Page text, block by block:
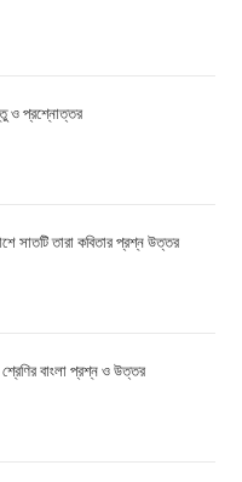
ও প্রশ্নোত্তর
সাতটি তারা কবিতার প্রশ্ন উত্তর
বাংলা প্রশ্ন ও উত্তর